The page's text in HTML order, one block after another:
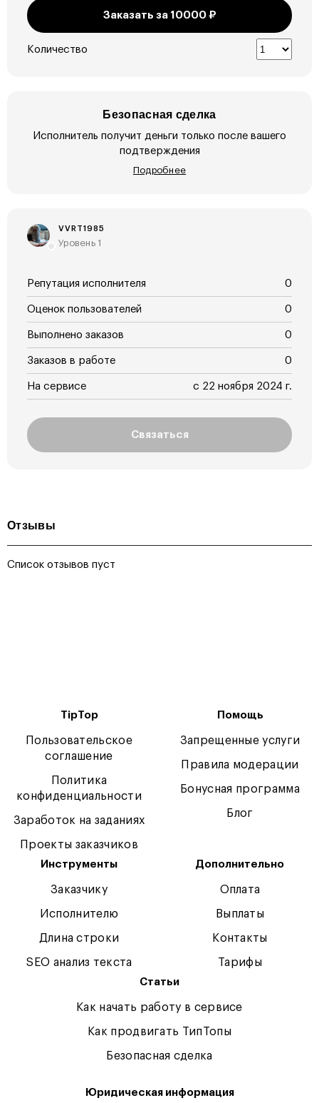
Заказать за 10000₽
Количество
Безопасная сделка
Исполнитель получит деньги только после вашего
подтверждения
Подробнее
VVRT1985
Уровень 1
Репутация исполнителя 0
Оценок пользователей 0
Выполнено заказов 0
Заказов в работе 0
На сервисе с 22 ноября 2024 г.
Связаться
Отзывы
Список отзывов пуст
TipTop
Пользовательское
соглашение
Политика
конфиденциальности
Заработок на заданиях
Проекты заказчиков
Помощь
Запрещенные услуги
Правила модерации
Бонусная программа
Блог
Инструменты
Заказчику
Исполнителю
Длина строки
SEO анализ текста
Дополнительно
Оплата
Выплаты
Контакты
Тарифы
Статьи
Как начать работу в сервисе
Как продвигать ТипТопы
Безопасная сделка
Юридическая информация